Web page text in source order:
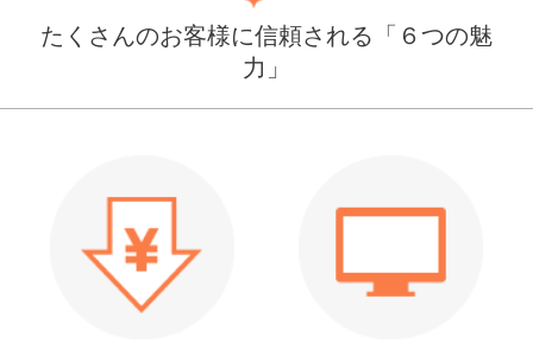
たくさんのお客様に信頼される「６つの魅
力」